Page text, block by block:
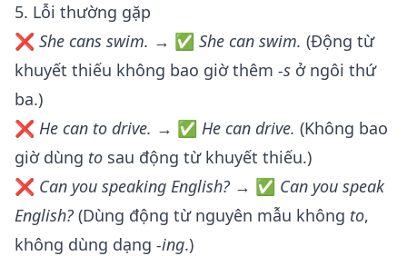
5. Lỗi thường gặp
❌ She cans swim. → ✅ She can swim. (Động từ
khuyết thiếu không bao giờ thêm -s ở ngôi thứ
ba.)
❌ He can to drive. → ✅ He can drive. (Không bao
giờ dùng to sau động từ khuyết thiếu.)
❌ Can you speaking English? → ✅ Can you speak
English? (Dùng động từ nguyên mẫu không to,
không dùng dạng -ing.)